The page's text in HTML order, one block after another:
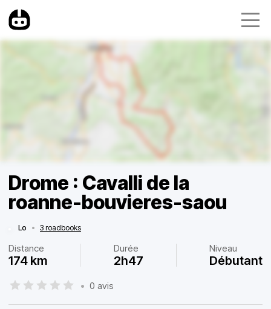
Drome : Cavalli de la
roanne-bouvieres-saou
Lo • 3 roadbooks
Distance
174 km
Durée
2h47
Niveau
Débutant
• 0 avis